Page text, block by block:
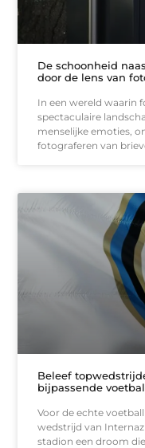
De schoonheid
door de lens van
In een wereld waarin
spectaculaire
menselijke emoties,
fotograferen van
Beleef
bijpassende
Voor de echte
wedstrijd van
stadion een droom